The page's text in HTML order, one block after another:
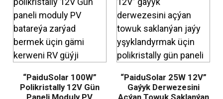
“PaiduSolar 100W”
Polikristally 12V Gün
Paneli Moduly PV
“PaiduSolar 25W 12V”
Gaýyk Derwezesini
Açýan Towuk Saklanýan